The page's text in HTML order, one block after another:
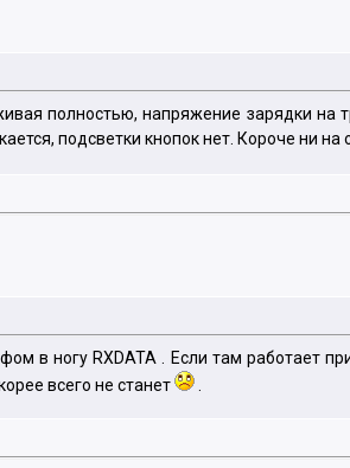
полностью, напряжение зарядки на
подсветки кнопок нет. Короче ни
в ногу RXDATA . Если там работает
всего не станет
.